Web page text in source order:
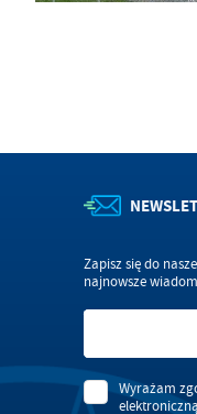
Zapisz się do
najnowsze
Wyrażam